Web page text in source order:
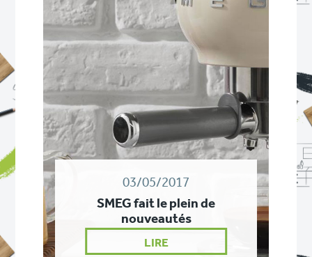
03/05/2017
SMEG fait le plein de
nouveautés
LIRE